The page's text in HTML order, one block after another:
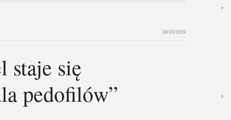
18/10/2019
staje się
pedofilów”